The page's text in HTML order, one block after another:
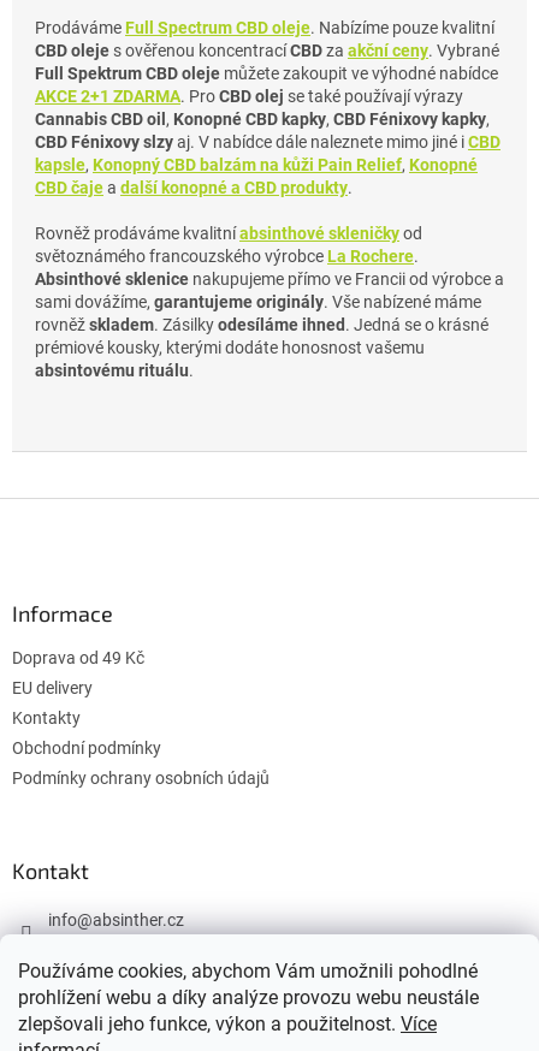
Používáme cookies, abychom Vám umožnili pohodlné
prohlížení webu a díky analýze provozu webu neustále
zlepšovali jeho funkce, výkon a použitelnost. Více
Prodáváme Full Spectrum CBD oleje. Nabízíme pouze kvalitní
CBD oleje s ověřenou koncentracíCBDza akční ceny. Vybrané
Full Spektrum CBD oleje můžete zakoupit ve výhodné nabídce
AKCE 2+1 ZDARMA. ProCBD olej se také používají výrazy
Cannabis CBD oil , Konopné CBD kapky, CBD Fénixovy kapky,
CBD Fénixovy slzyaj. V nabídce dále naleznete mimo jiné iCBD
kapsle, Konopný CBD balzám na kůži Pain Relief, Konopné
CBD čajea další konopné a CBD produkty.
Rovněž prodáváme kvalitníabsinthové skleničkyod
světoznámého francouzského výrobce La Rochere.
Absinthové sklenice nakupujeme přímo ve Francii od výrobce a
sami dovážíme, garantujeme originály. Vše nabízené máme
rovněžskladem. Zásilkyodesíláme ihned. Jedná se o krásné
prémiové kousky, kterými dodáte honosnost vašemu
absintovému rituálu.
Informace
Doprava od 49 Kč
EU delivery
Kontakty
Obchodní podmínky
Podmínky ochrany osobních údajů
Kontakt
info@absinther.cz